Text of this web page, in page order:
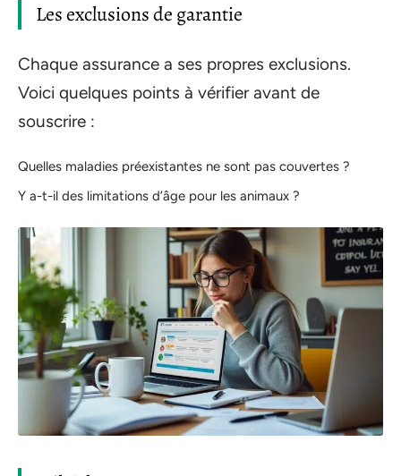
Les exclusions de garantie
Chaque assurance a ses propres exclusions.
Voici quelques points à vérifier avant de
souscrire :
Quelles maladies préexistantes ne sont pas couvertes ?
Y a-t-il des limitations d’âge pour les animaux ?